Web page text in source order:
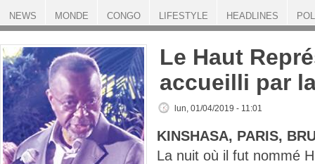
ACCUEIL
Le Haut
accueilli par
lun, 01/04/2019 - 11:01
KINSHASA, PARIS,
La nuit où il fut nommé
NEWS MONDE CONGO LIFESTYLE HEADLINES